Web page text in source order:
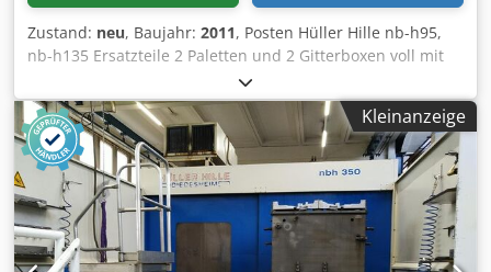
Zustand: neu, Baujahr: 2011, Posten Hüller Hille nb-h95,
nb-h135 Ersatzteile 2 Paletten und 2 Gitterboxen voll mit
neuen Ersatzteilen für diese beiden Maschinentypen.
Cjdpfsdr Shgex Aamsrf Die Teile kommen von der
Instandhaltung einer Firma die 12 dieser Maschinen hatte.
Daher die Erfahrung was gerne defekt ist und man sich
hinlegen sollte. Der Preis ist für das ganze Paket,
Einzelverkauf ist auch möglich Abholung und Lieferung
per Spedition möglich
Kleinanzeige